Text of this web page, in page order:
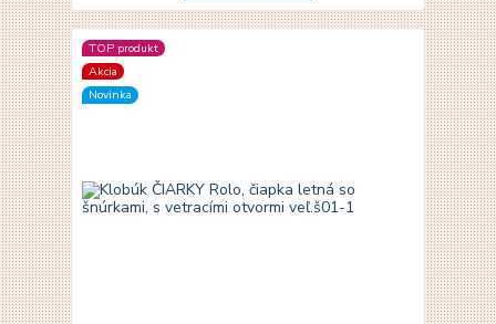
TOP produkt
Akcia
Novinka